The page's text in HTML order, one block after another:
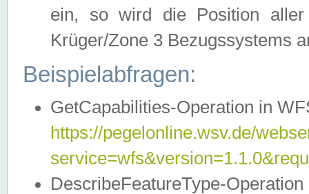
ein, so wird die Position
Krüger/Zone 3 Bezugssystems
Beispielabfragen:
GetCapabilities-Operation in
https://pegelonline.wsv.de/
DescribeFeatureType-